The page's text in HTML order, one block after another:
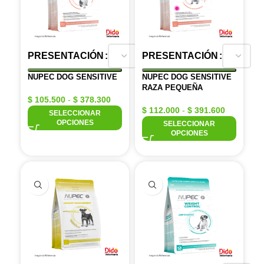
PRESENTACIÓN
NUPEC DOG SENSITIVE
$ 105.500 - $ 378.300
SELECCIONAR
OPCIONES
PRESENTACIÓN
NUPEC DOG SENSITIVE
RAZA PEQUEÑA
$ 112.000 - $ 391.600
SELECCIONAR
OPCIONES